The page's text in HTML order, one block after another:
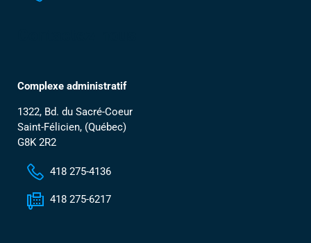
Complexe administratif
1322, Bd. du Sacré-Coeur
Saint-Félicien, (Québec)
G8K 2R2
418 275-4136
418 275-6217